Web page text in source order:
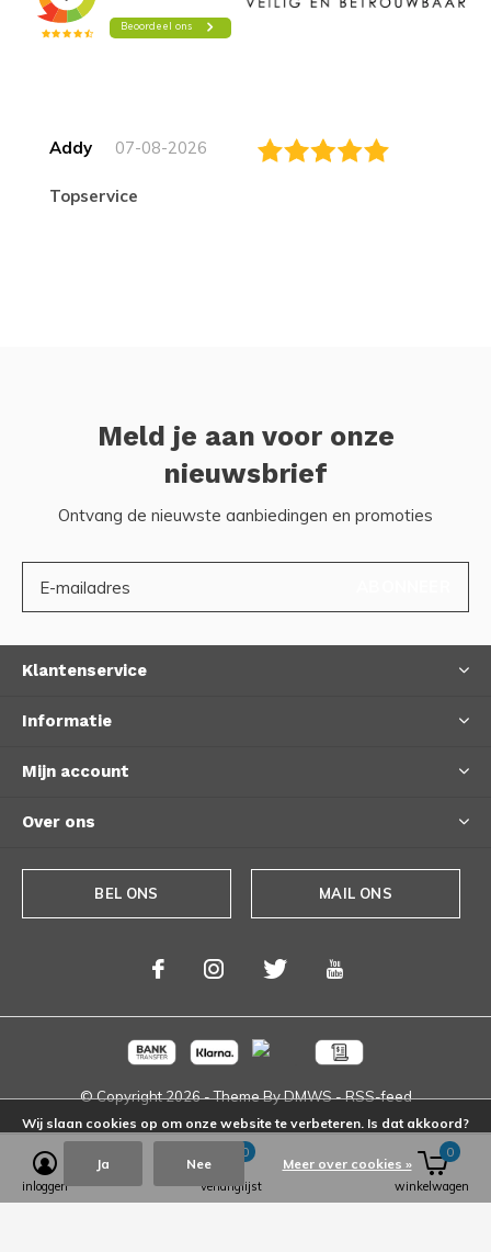
Addy 07-08-2026
topservice
Meld je aan voor onze
nieuwsbrief
Ontvang de nieuwste aanbiedingen en promoties
Klantenservice
Informatie
Mijn account
Over ons
BEL ONS MAIL ONS
© Copyright2026- Theme ByDMWS-RSS-feed
inloggen verlanglijst
0
winkelwagen
0
Wij slaan cookies op om onze website te verbeteren. Is dat akkoord?
Ja Nee Meer over cookies »